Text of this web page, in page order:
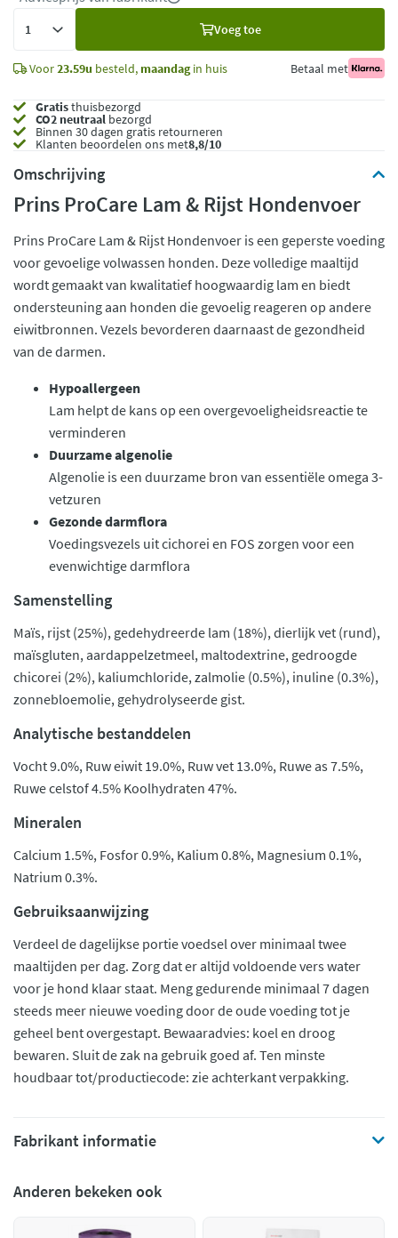
Voeg toe
Voor23.59u besteld, maandagin huis Betaal met
Gratisthuisbezorgd
CO2 neutraal bezorgd
Binnen 30 dagen gratis retourneren
Klanten beoordelen ons met8,8/10
Omschrijving
Prins ProCare Lam & Rijst Hondenvoer
Prins ProCare Lam & Rijst Hondenvoer is een geperste voeding
voor gevoelige volwassen honden. Deze volledige maaltijd
wordt gemaakt van kwalitatief hoogwaardig lam en biedt
ondersteuning aan honden die gevoelig reageren op andere
eiwitbronnen. Vezels bevorderen daarnaast de gezondheid
van de darmen.
Hypoallergeen
Lam helpt de kans op een overgevoeligheidsreactie te
verminderen
Duurzame algenolie
Algenolie is een duurzame bron van essentiële omega 3-
vetzuren
Gezonde darmflora
Voedingsvezels uit cichorei en FOS zorgen voor een
evenwichtige darmflora
Samenstelling
Maïs, rijst (25%), gedehydreerde lam (18%), dierlijk vet (rund),
maïsgluten, aardappelzetmeel, maltodextrine, gedroogde
chicorei (2%), kaliumchloride, zalmolie (0.5%), inuline (0.3%),
zonnebloemolie, gehydrolyseerde gist.
Analytische bestanddelen
Vocht 9.0%, Ruw eiwit 19.0%, Ruw vet 13.0%, Ruwe as 7.5%,
Ruwe celstof 4.5% Koolhydraten 47%.
Mineralen
Calcium 1.5%, Fosfor 0.9%, Kalium 0.8%, Magnesium 0.1%,
Natrium 0.3%.
Gebruiksaanwijzing
Verdeel de dagelijkse portie voedsel over minimaal twee
maaltijden per dag. Zorg dat er altijd voldoende vers water
voor je hond klaar staat. Meng gedurende minimaal 7 dagen
steeds meer nieuwe voeding door de oude voeding tot je
geheel bent overgestapt. Bewaaradvies: koel en droog
bewaren. Sluit de zak na gebruik goed af. Ten minste
houdbaar tot/productiecode: zie achterkant verpakking.
Fabrikant informatie
Anderen bekeken ook